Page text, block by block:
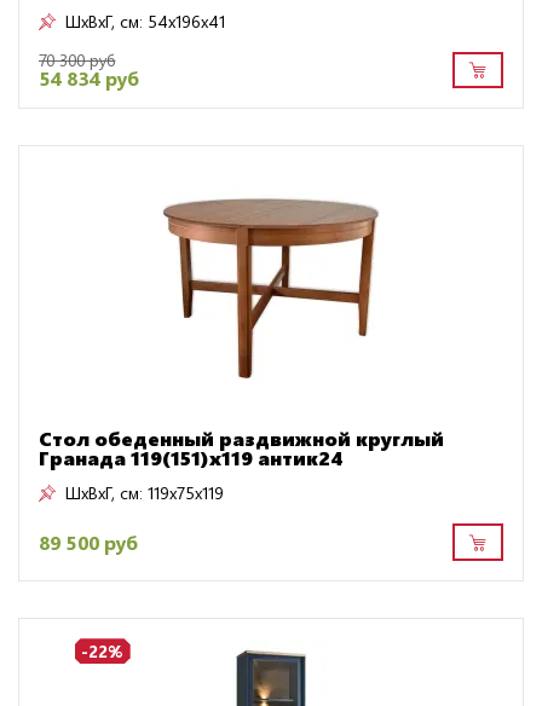
ШxВxГ, см: 54x196x41
70 300 руб
54 834 руб
Стол обеденный раздвижной круглый
Гранада 119(151)х119 антик24
ШxВxГ, см: 119x75x119
89 500 руб
-22%